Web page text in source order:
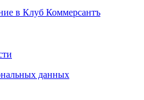
в Клуб Коммерсантъ
данных